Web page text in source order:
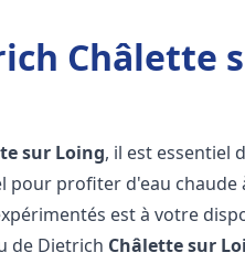
Châlette
sur Loing, il est essentiel
pour profiter d'eau
est à votre
de Dietrich Châlette sur